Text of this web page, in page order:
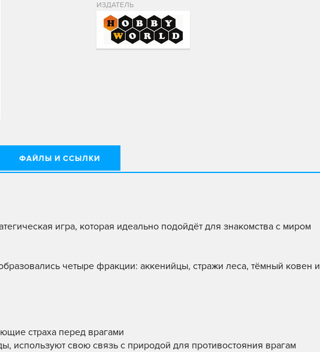
ИЗДАТЕЛЬ
ФАЙЛЫ И ССЫЛКИ
игра, которая идеально подойдёт для знакомства с миром
четыре фракции: аккенийцы, стражи леса, тёмный ковен и
страха перед врагами
используют свою связь с природой для противостояния врагам